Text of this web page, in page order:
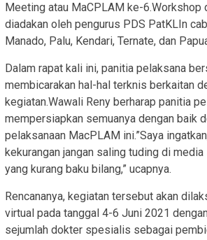
Meeting atau MaCPLAM ke-6.Workshop
diadakan oleh pengurus PDS PatKLIn
Manado, Palu, Kendari, Ternate, dan
Dalam rapat kali ini, panitia pelaksana
membicarakan hal-hal terknis berkaitan
kegiatan.Wawali Reny berharap panitia
mempersiapkan semuanya dengan baik
pelaksanaan MacPLAM ini.”Saya
kekurangan jangan saling tuding di
yang kurang baku bilang,” ucapnya.
Rencananya, kegiatan tersebut akan
virtual pada tanggal 4-6 Juni 2021
sejumlah dokter spesialis sebagai